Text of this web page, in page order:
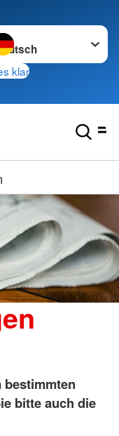
wechseln zu
klar
bestimmten
bitte auch die